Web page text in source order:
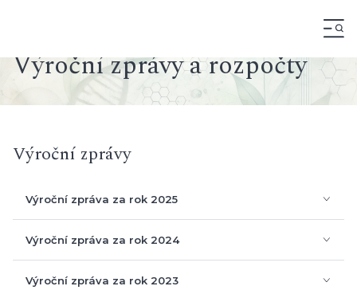
Výroční zprávy
Výroční zpráva za rok 2025 + auditorská zpráva
Výroční zpráva za rok 2024 + auditorská zpráva